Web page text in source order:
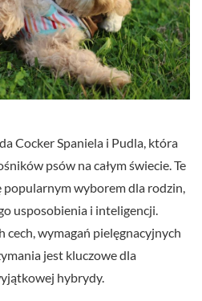
Cocker Spaniela i Pudla, która
psów na całym świecie. Te
popularnym wyborem dla rodzin,
usposobienia i inteligencji.
wymagań pielęgnacyjnych
jest kluczowe dla
hybrydy.